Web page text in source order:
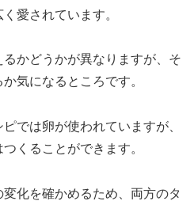
愛されています。
かどうかが異なりますが、そ
気になるところです。
では卵が使われていますが、
くることができます。
化を確かめるため、両方のタ